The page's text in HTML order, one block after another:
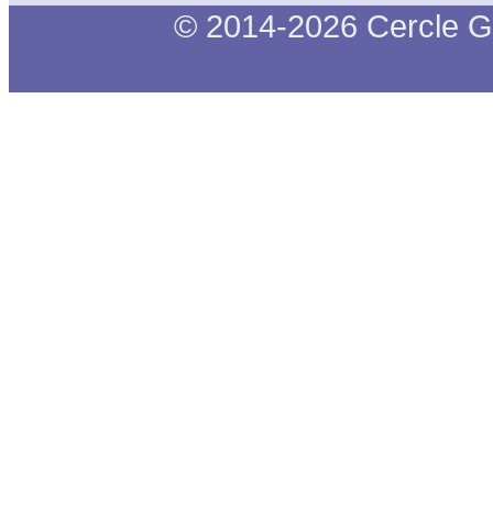
© 2014-2026 Cercle